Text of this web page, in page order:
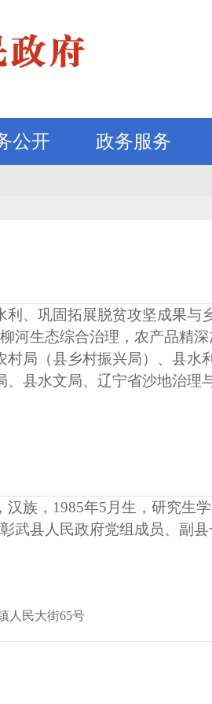
公开 政务服务
利、巩固拓展脱贫攻坚成果与
河生态综合治理，农产品精深
村局（县乡村振兴局）、县水
、县水文局、辽宁省沙地治理
汉族，1985年5月生，研究生
武县人民政府党组成员、副县
人民大街65号